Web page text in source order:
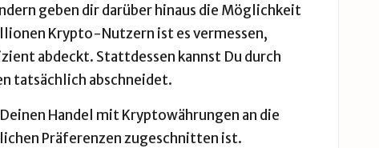
geben dir darüber hinaus die Möglichkeit
Krypto-Nutzern ist es vermessen,
abdeckt. Stattdessen kannst Du durch
tatsächlich abschneidet.
Handel mit Kryptowährungen an die
Präferenzen zugeschnitten ist.